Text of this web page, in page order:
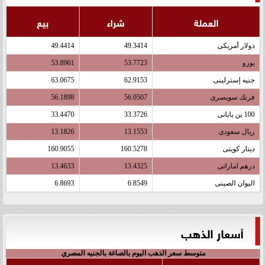
العملة شراء بيع
دولار أمريكى 49.3414
49.4414
يورو 53.7723
53.8961
جنيه إسترلينى 62.9153
63.0675
فرنك سويسرى 56.0507
56.1898
100 ين يابانى 33.3726
33.4470
ريال سعودى 13.1553
13.1826
دينار كويتى 160.5278
160.9055
درهم اماراتى 13.4325
13.4633
اليوان الصينى 6.8549
6.8693
أسعار الذهب
متوسط سعر الذهب اليوم بالصاغة بالجنيه المصري